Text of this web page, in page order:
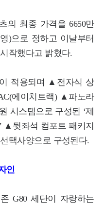
의 최종 가격을 6650만
)으로 정하고 이날부터
작했다고 밝혔다.
적용되며 ▲전자식 상
에이치트랙) ▲파노라
시스템으로 구성된 ‘제
▲뒷좌석 컴포트 패키지
택사양으로 구성된다.
인
G80 세단이 자랑하는